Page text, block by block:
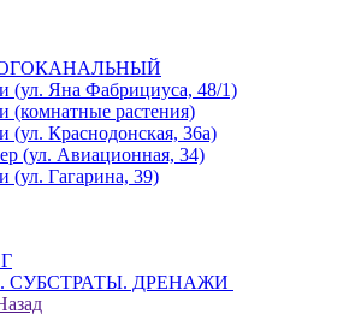
(ул. Яна Фабрициуса, 48/1)
(комнатные растения)
(ул. Краснодонская, 36а)
(ул. Авиационная, 34)
(ул. Гагарина, 39)
СУБСТРАТЫ. ДРЕНАЖИ